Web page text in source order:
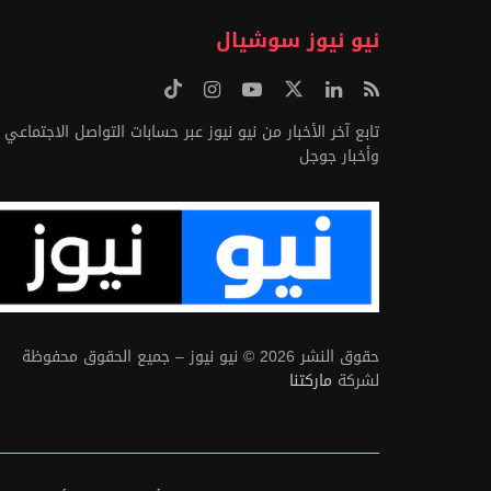
نيو نيوز سوشيال
تابع آخر الأخبار من نيو نيوز عبر حسابات التواصل الاجتماعي
وأخبار جوجل
حقوق النشر 2026 © نيو نيوز – جميع الحقوق محفوظة
لشركة ماركتنا